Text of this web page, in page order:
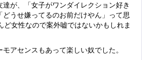
が、「女子がワンダイレクション好き
うせ嫌ってるのお前だけやん」って思
女性なので案外嘘ではないかもしれま
アセンスもあって楽しい奴でした。